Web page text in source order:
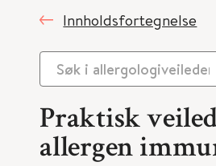
Innholdsfortegnelse
Praktisk
allergen